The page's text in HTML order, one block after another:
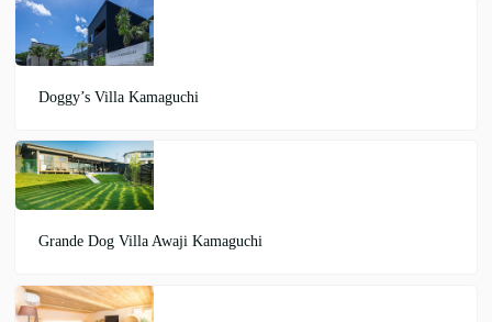
Doggy’s Villa Kamaguchi
Grande Dog Villa Awaji Kamaguchi